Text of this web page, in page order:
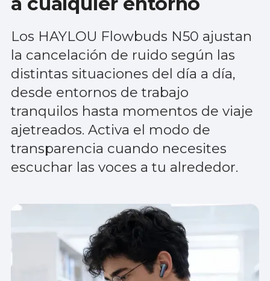
Los HAYLOU Flowbuds N50 ajustan
la cancelación de ruido según las
distintas situaciones del día a día,
desde entornos de trabajo
tranquilos hasta momentos de viaje
ajetreados. Activa el modo de
transparencia cuando necesites
escuchar las voces a tu alrededor.